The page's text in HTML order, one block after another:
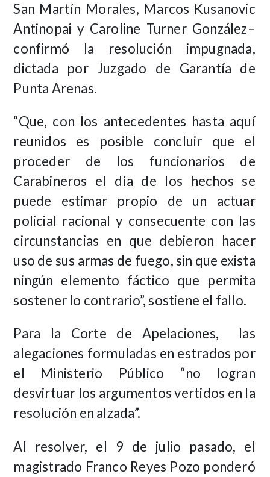
San Martín Morales, Marcos Kusanovic
Antinopai y Caroline Turner González–
confirmó la resolución impugnada,
dictada por Juzgado de Garantía de
Punta Arenas.
“Que, con los antecedentes hasta aquí
reunidos es posible concluir que el
proceder de los funcionarios de
Carabineros el día de los hechos se
puede estimar propio de un actuar
policial racional y consecuente con las
circunstancias en que debieron hacer
uso de sus armas de fuego, sin que exista
ningún elemento fáctico que permita
sostener lo contrario”, sostiene el fallo.
Para la Corte de Apelaciones, las
alegaciones formuladas en estrados por
el Ministerio Público “no logran
desvirtuar los argumentos vertidos en la
resolución en alzada”.
Al resolver, el 9 de julio pasado, el
magistrado Franco Reyes Pozo ponderó